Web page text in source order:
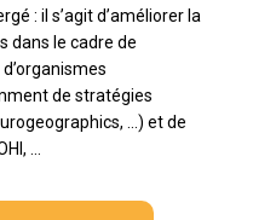
: il s’agit d’améliorer la
dans le cadre de
de stratégies
…) et de
…